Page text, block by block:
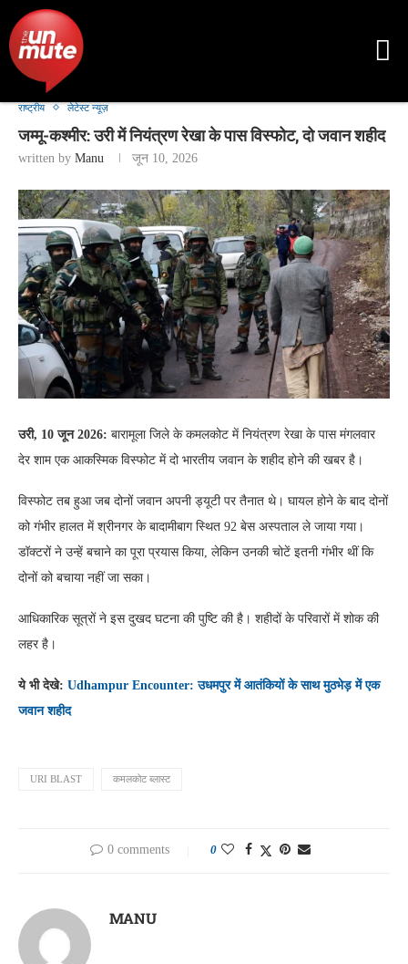
राष्ट्रीय लेटेस्ट न्यूज़
जम्मू-कश्मीर: उरी में नियंत्रण रेखा के पास विस्फोट, दो जवान शहीद
written by Manu जून 10, 2026
उरी, 10 जून 2026: बारामूला जिले के कमलकोट में नियंत्रण रेखा के पास मंगलवार
देर शाम एक आकस्मिक विस्फोट में दो भारतीय जवान के शहीद होने की खबर है।
विस्फोट तब हुआ जब दोनों जवान अपनी ड्यूटी पर तैनात थे। घायल होने के बाद दोनों
को गंभीर हालत में श्रीनगर के बादामीबाग स्थित 92 बेस अस्पताल ले जाया गया।
डॉक्टरों ने उन्हें बचाने का पूरा प्रयास किया, लेकिन उनकी चोटें इतनी गंभीर थीं कि
दोनों को बचाया नहीं जा सका।
आधिकारिक सूत्रों ने इस दुखद घटना की पुष्टि की है। शहीदों के परिवारों में शोक की
लहर है।
ये भी देखे: Udhampur Encounter: उधमपुर में आतंकियों के साथ मुठभेड़ में एक
जवान शहीद
URI BLAST कमलकोट ब्लास्ट
0 comments 0
MANU